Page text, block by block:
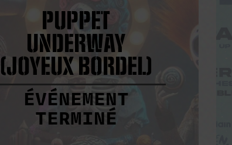
PUPPET
UNDERWAY
(JOYEUX BORDEL)
ÉVÉNEMENT
TERMINÉ